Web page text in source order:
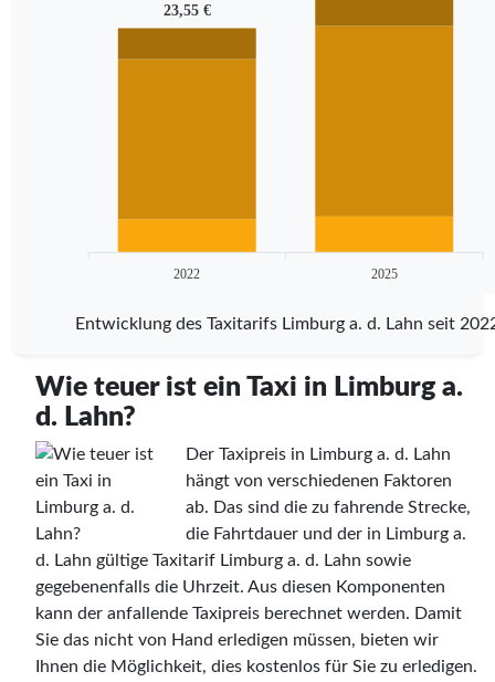
23,55 €
2022 2025
Entwicklung des Taxitarifs Limburg a. d. Lahn seit
Wie teuer ist ein Taxi in Limburg a.
d. Lahn?
Der Taxipreis in Limburg a. d. Lahn
hängt von verschiedenen Faktoren
ab. Das sind die zu fahrende Strecke,
die Fahrtdauer und der in Limburg a.
d. Lahn gültige Taxitarif Limburg a. d. Lahn sowie
gegebenenfalls die Uhrzeit. Aus diesen Komponenten
kann der anfallende Taxipreis berechnet werden. Damit
Sie das nicht von Hand erledigen müssen, bieten wir
Ihnen die Möglichkeit, dies kostenlos für Sie zu erledigen.